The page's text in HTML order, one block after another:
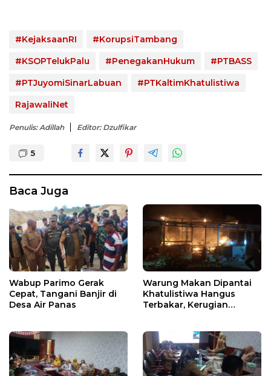
#KejaksaanRI
#KorupsiTambang
#KSOPTelukPalu
#PenegakanHukum
#PTBASS
#PTJuyomiSinarLabuan
#PTKaltimKhatulistiwa
RajawaliNet
Penulis: Adillah Editor: Dzulfikar
5
Baca Juga
Wabup Parimo Gerak
Cepat, Tangani Banjir di
Desa Air Panas
Warung Makan Dipantai
Khatulistiwa Hangus
Terbakar, Kerugian